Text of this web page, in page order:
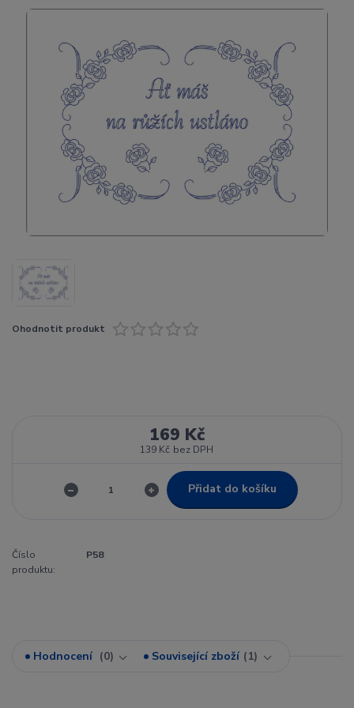
Ohodnotit produkt
169 Kč
139 Kč bez DPH
Přidat do košíku
Číslo
produktu:
P58
Hodnocení 0 Související zboží 1